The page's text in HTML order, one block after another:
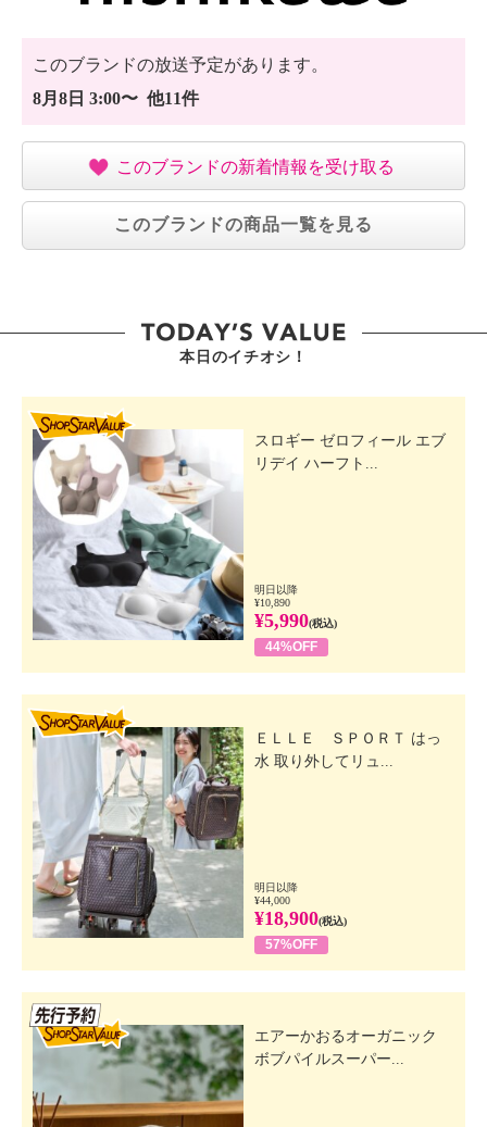
このブランドの放送予定があります。
8月8日 3:00〜 他11件
このブランドの新着情報を受け取る
このブランドの商品一覧を見る
本日のイチオシ！
スロギー ゼロフィール エブ
リデイ ハーフト...
明日以降
¥10,890
¥5,990(税込)
44%OFF
ＥＬＬＥ ＳＰＯＲＴ はっ
水 取り外してリュ...
明日以降
¥44,000
¥18,900(税込)
57%OFF
エアーかおるオーガニック
ボブパイルスーパー...